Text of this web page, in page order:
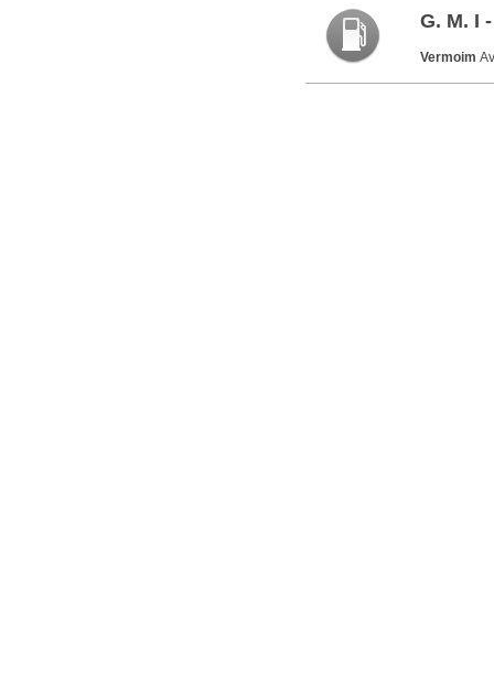
G. M. I
Vermoim